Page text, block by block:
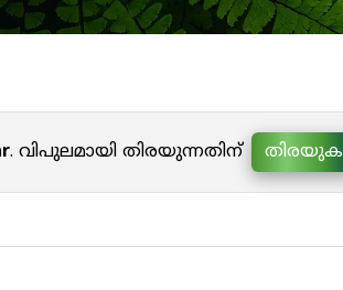
. വിപുലമായി തിരയുന്നതിന് തിരയുക